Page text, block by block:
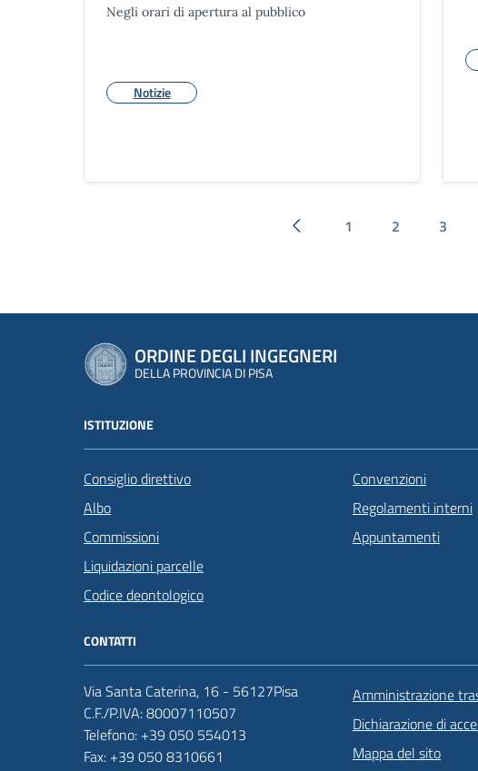
Negli orari di apertura al pubblico
Notizie
Pagina precedente
1 2 3
ORDINE DEGLI INGEGNERI
DELLA PROVINCIA DI PISA
ISTITUZIONE
Consiglio direttivo
Albo
Commissioni
Liquidazioni parcelle
Codice deontologico
Convenzioni
Regolamenti interni
Appuntamenti
CONTATTI
Via Santa Caterina, 16 - 56127Pisa
C.F./P.IVA: 80007110507
Telefono: +39 050 554013
Fax: +39 050 8310661
Amministrazione
Dichiarazione di
Mappa del sito